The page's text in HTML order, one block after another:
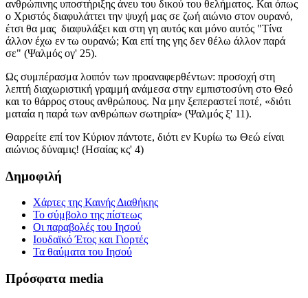
ανθρώπινης υποστήριξης άνευ του δικού του θελήματος. Και όπως
ο Χριστός διαφυλάττει την ψυχή μας σε ζωή αιώνιο στον ουρανό,
έτσι θα μας διαφυλάξει και στη γη αυτός και μόνο αυτός "Τίνα
άλλον έχω εν τω ουρανώ; Και επί της γης δεν θέλω άλλον παρά
σε" (Ψαλμός ογ' 25).
Ως συμπέρασμα λοιπόν των προαναφερθέντων: προσοχή στη
λεπτή διαχωριστική γραμμή ανάμεσα στην εμπιστοσύνη στο Θεό
και το θάρρος στους ανθρώπους. Να μην ξεπεραστεί ποτέ, «διότι
ματαία η παρά των ανθρώπων σωτηρία» (Ψαλμός ξ' 11).
Θαρρείτε επί τον Κύριον πάντοτε, διότι εν Κυρίω τω Θεώ είναι
αιώνιος δύναμις! (Ησαίας κς' 4)
Δημοφιλή
Χάρτες της Καινής Διαθήκης
Το σύμβολο της πίστεως
Οι παραβολές του Ιησού
Ιουδαϊκό Έτος και Γιορτές
Τα θαύματα του Ιησού
Πρόσφατα media